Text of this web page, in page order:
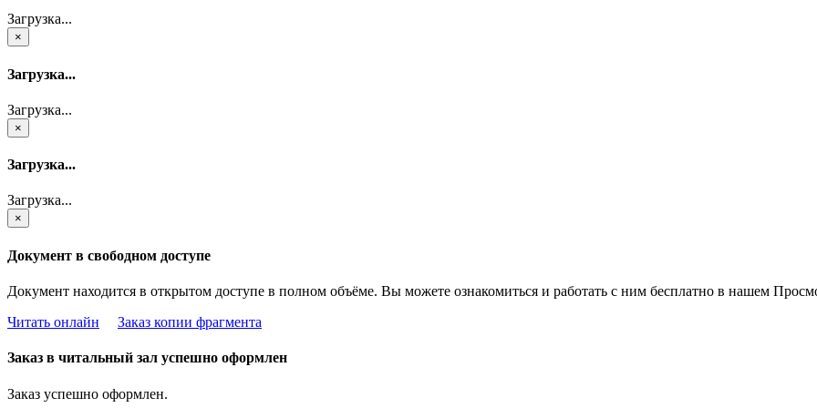
Загрузка...
×
Загрузка...
Загрузка...
×
Загрузка...
Загрузка...
×
Документ в свободном доступе
Документ находится в открытом доступе в полном объёме. Вы можете ознакомиться и работать с ним бесплатно в нашем
Читать онлайн
Заказ копии фрагмента
Заказ в читальный зал успешно оформлен
Заказ успешно оформлен.